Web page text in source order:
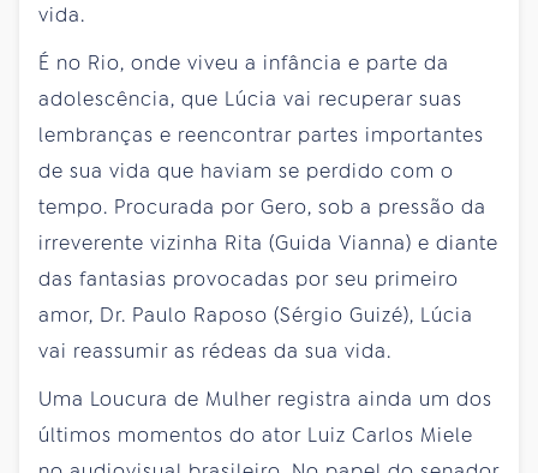
vida.
É no Rio, onde viveu a infância e parte da
adolescência, que Lúcia vai recuperar suas
lembranças e reencontrar partes importantes
de sua vida que haviam se perdido com o
tempo. Procurada por Gero, sob a pressão da
irreverente vizinha Rita (Guida Vianna) e diante
das fantasias provocadas por seu primeiro
amor, Dr. Paulo Raposo (Sérgio Guizé), Lúcia
vai reassumir as rédeas da sua vida.
Uma Loucura de Mulher registra ainda um dos
últimos momentos do ator Luiz Carlos Miele